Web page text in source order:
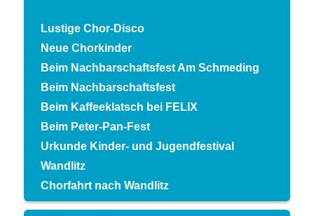
Lustige Chor-Disco
Neue Chorkinder
Beim Nachbarschaftsfest Am Schmeding
Beim Nachbarschaftsfest
Beim Kaffeeklatsch bei FELIX
Beim Peter-Pan-Fest
Urkunde Kinder- und Jugendfestival
Wandlitz
Chorfahrt nach Wandlitz